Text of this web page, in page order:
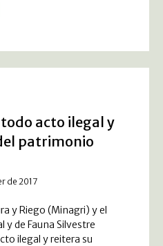
acto ilegal y
patrimonio
de 2017
y Riego (Minagri) y el
y de Fauna Silvestre
ilegal y reitera su